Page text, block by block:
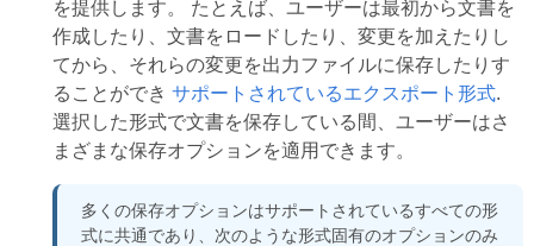
を提供します。 たとえば、ユーザーは最初から文書を
作成したり、文書をロードしたり、変更を加えたりし
てから、それらの変更を出力ファイルに保存したりす
ることができ サポートされているエクスポート形式.
選択した形式で文書を保存している間、ユーザーはさ
まざまな保存オプションを適用できます。
多くの保存オプションはサポートされているすべての形
式に共通であり、次のような形式固有のオプションのみ